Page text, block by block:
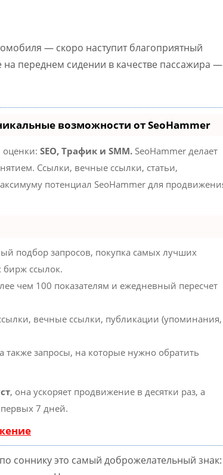
— скоро наступит благоприятный
переднем сидении в качестве пассажира —
возможности от SeoHammer
оценки: SEO, Трафик и SMM. SeoHammer делает
Ссылки, вечные ссылки, статьи,
потенциал SeoHammer для
подбор запросов, покупка самых лучших
бирж ссылок.
чем 100 показателям и ежедневный пересчет
вечные ссылки, публикации (упоминания,
также запросы, на которые нужно обратить
, она ускоряет продвижение в десятки раз, а
7 дней.
соннику это самый доброжелательный знак: